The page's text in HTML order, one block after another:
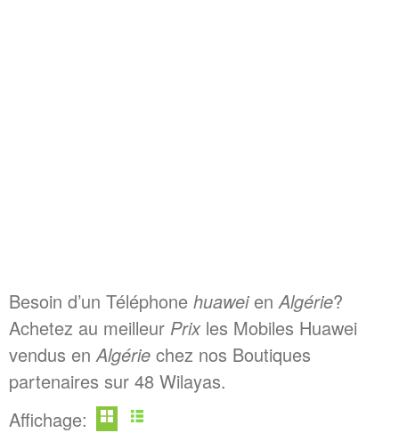
Besoin d’un Téléphone huawei enAlgérie?
Achetez au meilleur Prixles Mobiles Huawei
vendus enAlgérie chez nos Boutiques
partenaires sur 48 Wilayas.
Affichage: